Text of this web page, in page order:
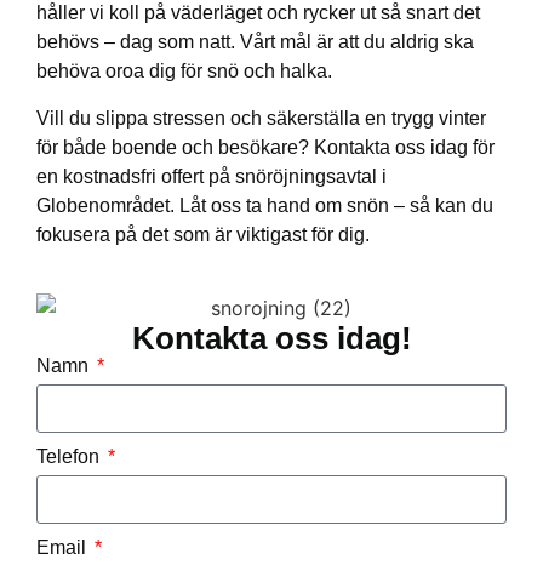
håller vi koll på väderläget och rycker ut så snart det
behövs – dag som natt. Vårt mål är att du aldrig ska
behöva oroa dig för snö och halka.
Vill du slippa stressen och säkerställa en trygg vinter
för både boende och besökare? Kontakta oss idag för
en kostnadsfri offert på snöröjningsavtal i
Globenområdet. Låt oss ta hand om snön – så kan du
fokusera på det som är viktigast för dig.
Kontakta oss idag!
Namn
Telefon
Email